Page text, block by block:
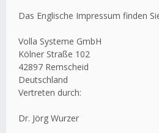
Das Englische Impressum finden
Volla Systeme GmbH
Kölner Straße 102
42897 Remscheid
Deutschland
Vertreten durch:
Dr. Jörg Wurzer